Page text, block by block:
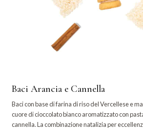
Baci Arancia e Cannella
Baci con base di farina di riso del Vercellese e
cuore di cioccolato bianco aromatizzato con
cannella. La combinazione natalizia per